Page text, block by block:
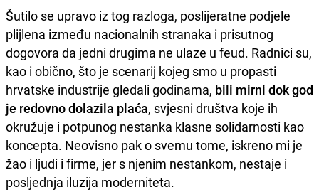
Šutilo se upravo iz tog razloga, poslijeratne podjele
plijlena između nacionalnih stranaka i prisutnog
dogovora da jedni drugima ne ulaze u feud. Radnici su,
kao i obično, što je scenarij kojeg smo u propasti
hrvatske industrije gledali godinama, bili mirni dok god
je redovno dolazila plaća, svjesni društva koje ih
okružuje i potpunog nestanka klasne solidarnosti kao
koncepta. Neovisno pak o svemu tome, iskreno mi je
žao i ljudi i firme, jer s njenim nestankom, nestaje i
posljednja iluzija moderniteta.